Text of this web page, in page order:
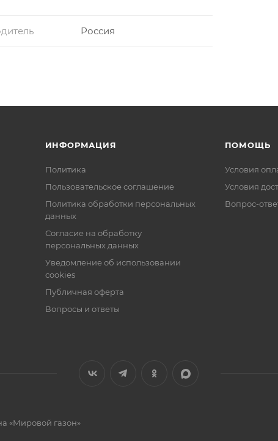
Россия
ИНФОРМАЦИЯ
Политика
Пользовательское соглашение
Политика обработки персональных
данных
Согласие на обработку
персональных данных
Уведомление об использовании
cookies
Публичная оферта
Вопросы и ответы
ПОМОЩЬ
Условия
Условия
Вопрос-
«Мировой газон»